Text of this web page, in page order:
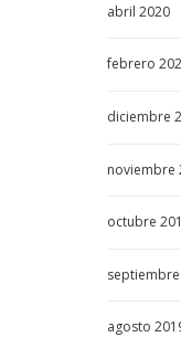
abril 2020
febrero
diciembre
noviembre
octubre
septiembre
agosto